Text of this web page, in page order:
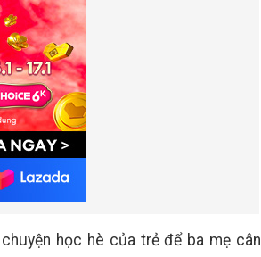
học hè của trẻ để ba mẹ cân